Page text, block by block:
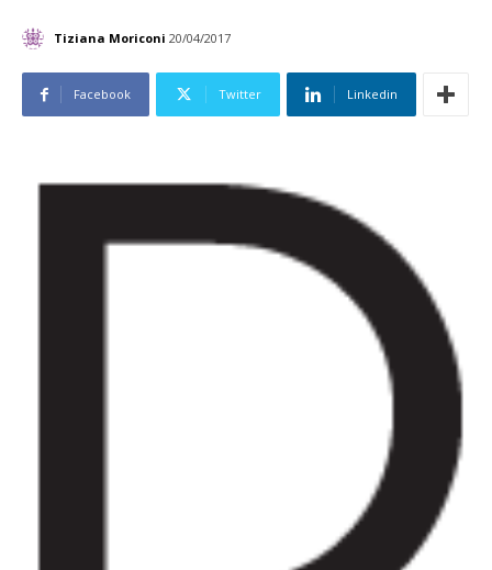
Tiziana Moriconi 20/04/2017
Facebook Twitter Linkedin